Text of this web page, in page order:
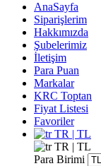
AnaSayfa
Siparişlerim
Hakkımızda
Şubelerimiz
İletişim
Para Puan
Markalar
KRC Toptan
Fiyat Listesi
Favoriler
TR | TL
TR | TL
Para Birimi